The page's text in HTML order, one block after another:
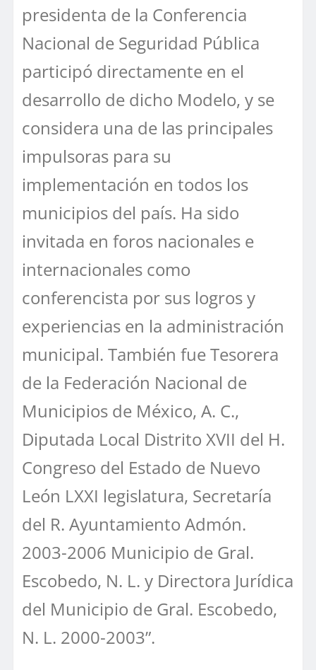
presidenta de la Conferencia
Nacional de Seguridad Pública
participó directamente en el
desarrollo de dicho Modelo, y se
considera una de las principales
impulsoras para su
implementación en todos los
municipios del país. Ha sido
invitada en foros nacionales e
internacionales como
conferencista por sus logros y
experiencias en la administración
municipal. También fue Tesorera
de la Federación Nacional de
Municipios de México, A. C.,
Diputada Local Distrito XVII del H.
Congreso del Estado de Nuevo
León LXXI legislatura, Secretaría
del R. Ayuntamiento Admón.
2003-2006 Municipio de Gral.
Escobedo, N. L. y Directora Jurídica
del Municipio de Gral. Escobedo,
N. L. 2000-2003”.